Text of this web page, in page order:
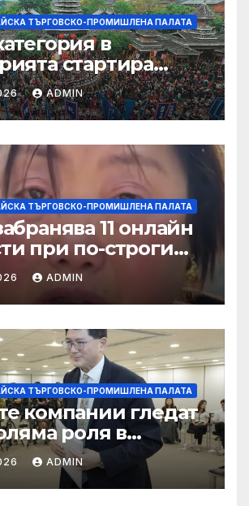
ТЪРГОВСКО-ПРОМИШЛЕНА ПАЛАТА
в
стартира
космическа
енергия
ADMIN
ТЪРГОВСКО-ПРОМИШЛЕНА ПАЛАТА
11 онлайн
при по-строги
за ограничаване на
и
ADMIN
ТЪРГОВСКО-ПРОМИШЛЕНА ПАЛАТА
компании гледат
роля в
ADMIN